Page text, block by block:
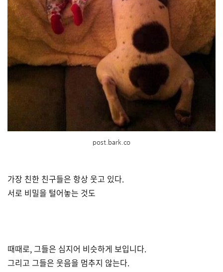
post.bark.co
가장 친한 친구들은 항상 웃고 있다.
서로 비밀을 털어놓는 것도
때때로, 그들은 심지어 비슷하게 보입니다.
그리고 그들은 웃음을 멈추지 않는다.